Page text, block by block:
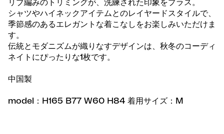
リブ編みのトリミングが、洗練された印象をプラス。
シャツやハイネックアイテムとのレイヤードスタイルで、
季節感のあるエレガントな着こなしをお楽しみいただけま
す。
伝統とモダニズムが織りなすデザインは、秋冬のコーディ
ネイトにぴったりな1枚です。
中国製
model：H165 B77 W60 H84 着用サイズ：M